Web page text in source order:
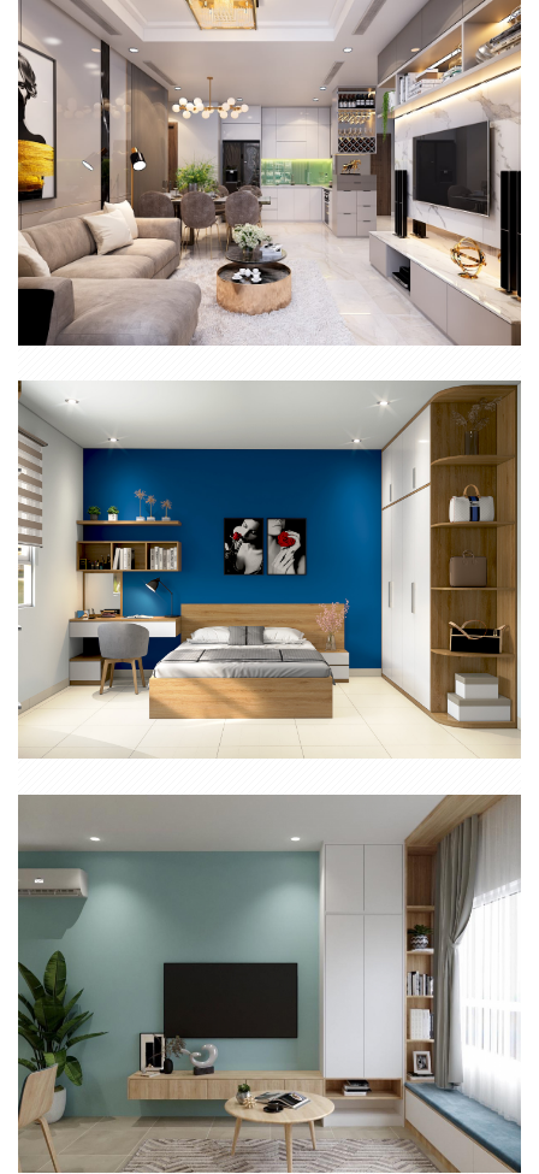
THIẾT KẾ THI CÔNG NỘI THẤT CĂN HỘ VINHOME CENTRAL PARK
THIẾT KẾ THI CÔNG NỘI THẤT TRỌN GÓI CĂN HỘ 2 PHÒNG NGỦ
TÂN PHÚ
CĂN HỘ 2 PHÒNG NGỦ SAIGON GETWAY